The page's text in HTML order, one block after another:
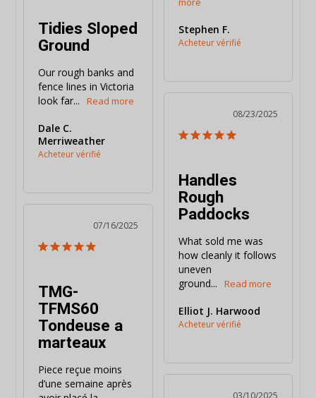
Stephen F.
Tidies Sloped
Ground
Our rough banks and
fence lines in Victoria
look far...
Dale C.
Merriweather
08/23/2025
Handles
Rough
Paddocks
What sold me was
how cleanly it follows
uneven
ground...
Elliot J. Harwood
07/16/2025
TMG-
TFMS60
Tondeuse a
marteaux
Piece reçue moins
d’une semaine après